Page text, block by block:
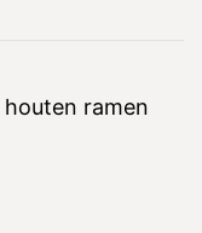
ramen